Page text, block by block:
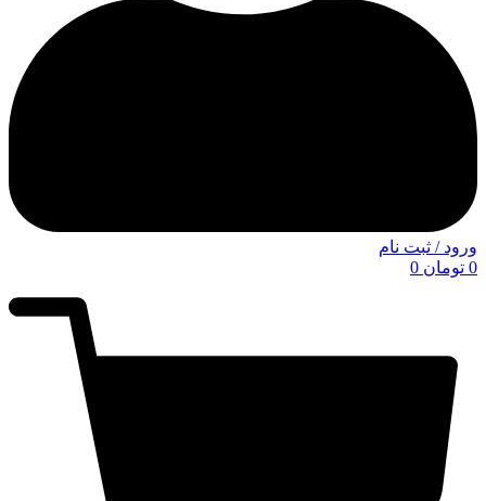
ورود / ثبت نام
0 تومان 0